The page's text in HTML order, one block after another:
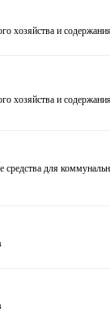
хозяйства и
хозяйства и
средства для